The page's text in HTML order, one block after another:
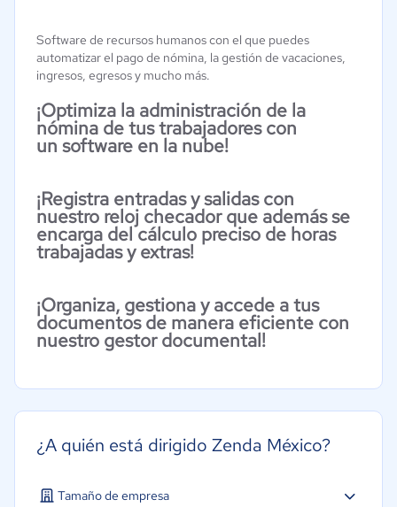
Software de recursos humanos con el que puedes
automatizar el pago de nómina, la gestión de vacaciones,
ingresos, egresos y mucho más.
¡Optimiza la administración de la
nómina de tus trabajadores con
un software en la nube!
¡Registra entradas y salidas con
nuestro reloj checadorque además se
encarga del cálculo preciso de horas
trabajadas y extras!
¡Organiza, gestiona y accede a tus
documentos de manera eficiente con
nuestro gestor documental!
¿A quién está dirigido Zenda México?
Tamaño de empresa